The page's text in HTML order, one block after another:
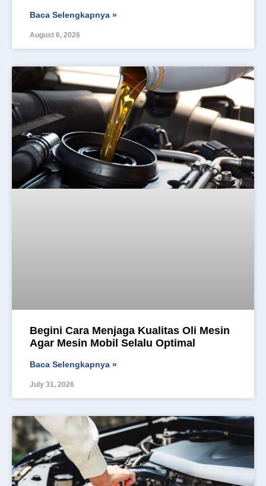
Baca Selengkapnya »
August 6, 2026
Begini Cara Menjaga Kualitas Oli Mesin
Agar Mesin Mobil Selalu Optimal
Baca Selengkapnya »
July 31, 2026